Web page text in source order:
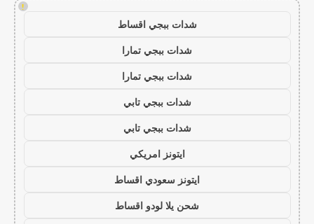
!
شدات ببجي اقساط
شدات ببجي تمارا
شدات ببجي تمارا
شدات ببجي تابي
شدات ببجي تابي
ايتونز امريكي
ايتونز سعودي اقساط
شحن يلا لودو اقساط